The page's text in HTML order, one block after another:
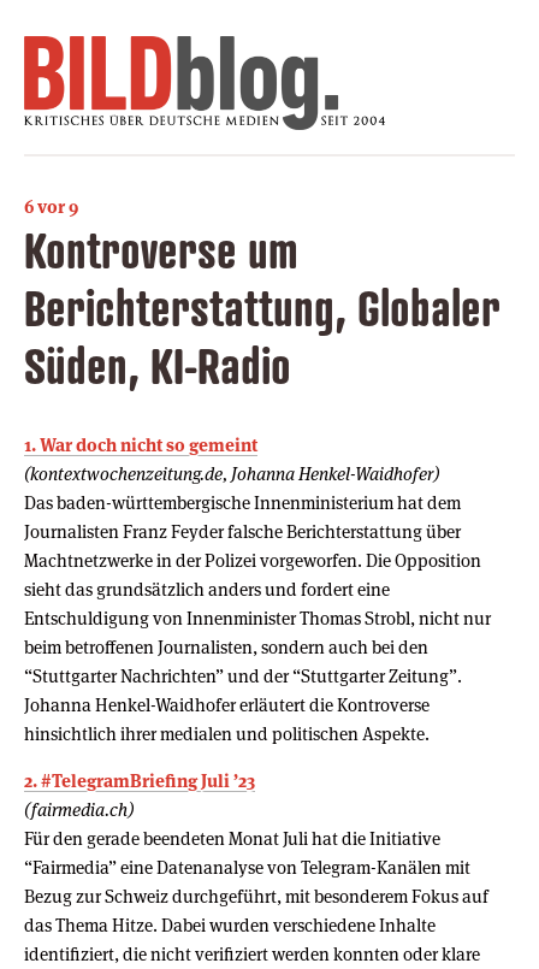
6 vor 9
Kontroverse um
Berichterstattung, Globaler
Süden, KI-Radio
1. War doch nicht so gemeint
(kontextwochenzeitung.de, Johanna Henkel-Waidhofer)
Das baden-württembergische Innenministerium hat dem
Journalisten Franz Feyder falsche Berichterstattung über
Machtnetzwerke in der Polizei vorgeworfen. Die Opposition
sieht das grundsätzlich anders und fordert eine
Entschuldigung von Innenminister Thomas Strobl, nicht nur
beim betroffenen Journalisten, sondern auch bei den
“Stuttgarter Nachrichten” und der “Stuttgarter Zeitung”.
Johanna Henkel-Waidhofer erläutert die Kontroverse
hinsichtlich ihrer medialen und politischen Aspekte.
2. #TelegramBriefing Juli ’23
(fairmedia.ch)
Für den gerade beendeten Monat Juli hat die Initiative
“Fairmedia” eine Datenanalyse von Telegram-Kanälen mit
Bezug zur Schweiz durchgeführt, mit besonderem Fokus auf
das Thema Hitze. Dabei wurden verschiedene Inhalte
identifiziert, die nicht verifiziert werden konnten oder klare